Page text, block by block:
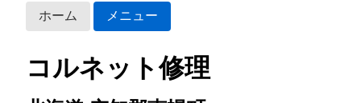
ホーム メニュー
コルネット修理